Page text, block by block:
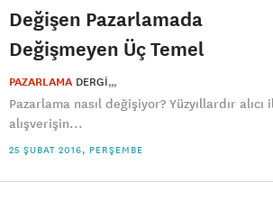
Değişen Pazarlamada
Değişmeyen Üç Temel
PAZARLAMA DERGI
Pazarlama nasıl değişiyor? Yüzyıllardır alıcı
alışverişin...
25 ŞUBAT 2016, PERŞEMBE